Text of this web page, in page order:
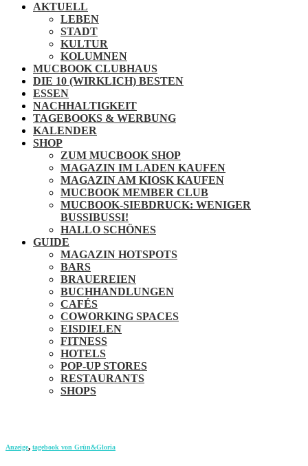
AKTUELL
LEBEN
STADT
KULTUR
KOLUMNEN
MUCBOOK CLUBHAUS
DIE 10 (WIRKLICH) BESTEN
ESSEN
NACHHALTIGKEIT
TAGEBOOKS & WERBUNG
KALENDER
SHOP
ZUM MUCBOOK SHOP
MAGAZIN IM LADEN KAUFEN
MAGAZIN AM KIOSK KAUFEN
MUCBOOK MEMBER CLUB
MUCBOOK-SIEBDRUCK: WENIGER
BUSSIBUSSI!
HALLO SCHÖNES
GUIDE
MAGAZIN HOTSPOTS
BARS
BRAUEREIEN
BUCHHANDLUNGEN
CAFÉS
COWORKING SPACES
EISDIELEN
FITNESS
HOTELS
POP-UP STORES
RESTAURANTS
SHOPS
Anzeige, tagebook von Grün&Gloria